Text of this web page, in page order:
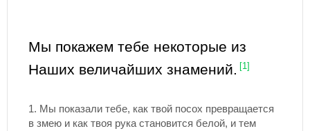
Мы покажем тебе некоторые из
Наших величайших знамений.
[1]
1. Мы показали тебе, как твой посох превращается
в змею и как твоя рука становится белой, и тем